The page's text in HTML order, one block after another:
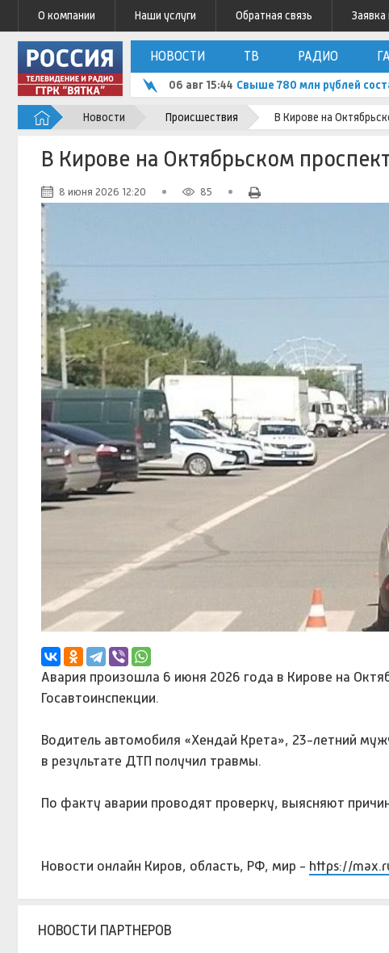
О компании Наши услуги Обратная связь Заявка
НОВОСТИ ТВ РАДИО
06 авг 15:44 Свыше 780 млн рублей
Новости Происшествия В Кирове на
В Кирове на Октябрьском
8 июня 2026 12:20 85
Авария произошла 6 июня 2026 года в Кирове на
Госавтоинспекции.
Водитель автомобиля «Хендай Крета», 23-летний
в результате ДТП получил травмы.
По факту аварии проводят проверку, выясняют
Новости онлайн Киров, область, РФ, мир - https://
НОВОСТИ ПАРТНЕРОВ